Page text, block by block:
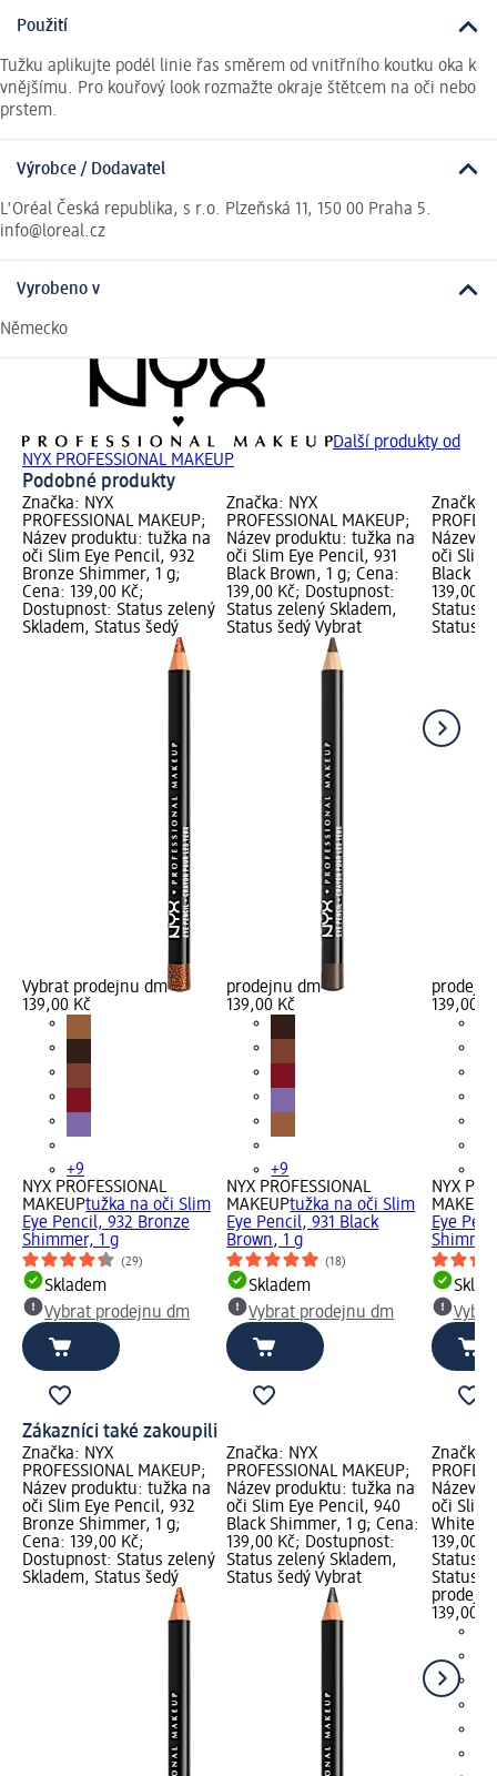
Použití
Tužku aplikujte podél linie řas směrem od vnitřního koutku oka k
vnějšímu. Pro kouřový look rozmažte okraje štětcem na oči nebo
prstem.
Výrobce / Dodavatel
L'Oréal Česká republika, s r.o. Plzeňská 11, 150 00 Praha 5.
info@loreal.cz
Vyrobeno v
Německo
Další produkty od
NYX PROFESSIONAL MAKEUP
Podobné produkty
Značka: NYX
PROFESSIONAL MAKEUP;
Název produktu: tužka na
oči Slim Eye Pencil, 932
Bronze Shimmer, 1 g;
Cena: 139,00 Kč;
Dostupnost: Status zelený
Skladem, Status šedý
Vybrat prodejnu dm
139,00 Kč
+9
NYX PROFESSIONAL
MAKEUPtužka na oči Slim
Eye Pencil, 932 Bronze
Shimmer, 1 g
(29)
Skladem
Vybrat prodejnu dm
Značka: NYX
PROFESSIONAL MAKEUP;
Název produktu: tužka na
oči Slim Eye Pencil, 931
Black Brown, 1 g; Cena:
139,00 Kč; Dostupnost:
Status zelený Skladem,
Status šedý Vybrat
prodejnu dm
139,00 Kč
+9
NYX PROFESSIONAL
MAKEUPtužka na oči Slim
Eye Pencil, 931 Black
Brown, 1 g
(18)
Skladem
Vybrat prodejnu dm
Značka:
Název
oči Slim
Black
139,00
Status
Status
139,00
NYX
MAKEUP
Eye
Zákazníci také zakoupili
Značka: NYX
PROFESSIONAL MAKEUP;
Název produktu: tužka na
oči Slim Eye Pencil, 932
Bronze Shimmer, 1 g;
Cena: 139,00 Kč;
Dostupnost: Status zelený
Skladem, Status šedý
Značka: NYX
PROFESSIONAL MAKEUP;
Název produktu: tužka na
oči Slim Eye Pencil, 940
Black Shimmer, 1 g; Cena:
139,00 Kč; Dostupnost:
Status zelený Skladem,
Status šedý Vybrat
Značka:
Název
oči Slim
White
139,00
Status
Status
139,00